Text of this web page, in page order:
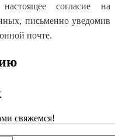
согласие на
письменно уведомив
почте.
свяжемся!